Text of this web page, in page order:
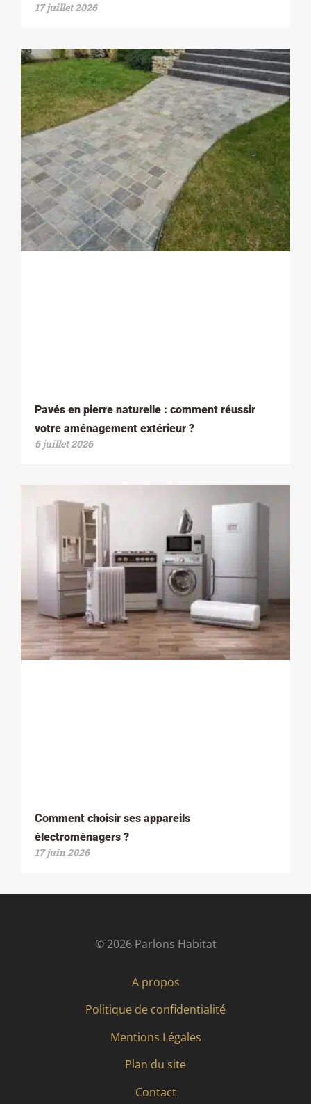
17 juillet 2026
Pavés en pierre naturelle : comment réussir
votre aménagement extérieur ?
6 juillet 2026
Comment choisir ses appareils
électroménagers ?
17 juin 2026
© 2026 Parlons Habitat
A propos
Politique de confidentialité
Mentions Légales
Plan du site
Contact